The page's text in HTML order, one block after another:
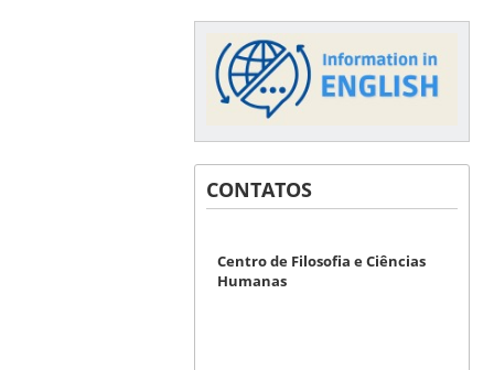
CONTATOS
Centro de Filosofia e Ciências
Humanas